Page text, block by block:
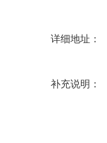
详细地址：
补充说明：